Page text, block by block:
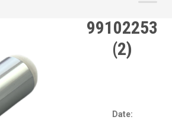
99102253
(2)
Date: